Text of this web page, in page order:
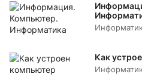
Как